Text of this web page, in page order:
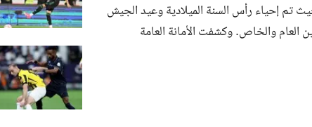
في جميع أنحاء العراق بعطلتين رسميتين منذ بداية عام 2025، حيث تم إحياء رأس السنة الميلادية وعيد الجيش
العام والخاص. وكشفت الأمانة العامة